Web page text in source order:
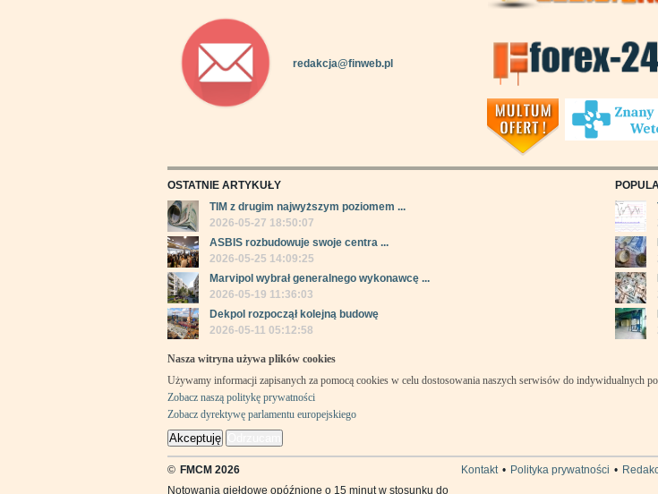
redakcja@finweb.pl
OSTATNIE ARTYKUŁY
TIM z drugim najwyższym poziomem ...
2026-05-27 18:50:07
ASBIS rozbudowuje swoje centra ...
2026-05-25 14:09:25
Marvipol wybrał generalnego wykonawcę ...
2026-05-19 11:36:03
Dekpol rozpoczął kolejną budowę
2026-05-11 05:12:58
Nasza witryna używa plików cookies
Używamy informacji zapisanych za pomocą cookies w celu dostosowania naszych serwisów do indywidualnych
Zobacz naszą politykę prywatności
Zobacz dyrektywę parlamentu europejskiego
Akceptuję
© FMCM 2026 Kontakt • Polityka prywatności •
Notowania giełdowe opóźnione o 15 minut w stosunku do